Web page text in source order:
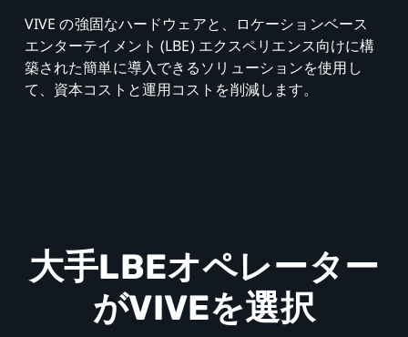
テ
イ
ト
（LBE）
VIVE の強固なハードウェアと、ロケーションベース
エンターテイメント (LBE) エクスペリエンス向けに構
築された簡単に導入できるソリューションを使用し
て、資本コストと運用コストを削減します。
大手LBEオペレーター
がVIVEを選択